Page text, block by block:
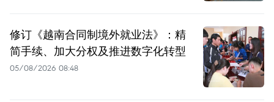
修订《越南合同制境外就业法》：精
简手续、加大分权及推进数字化转型
05/08/2026 08:48